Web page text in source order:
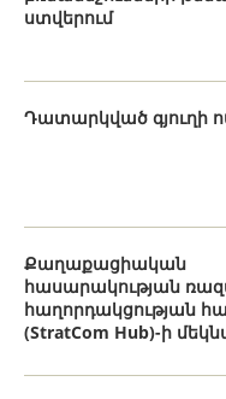
ստվերում
Դատարկված գյուղի
Քաղաքացիական
հասարակության
հաղորդակցության
(StratCom Hub)-ի